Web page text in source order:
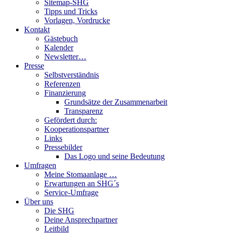
Sitemap-SHG
Tipps und Tricks
Vorlagen, Vordrucke
Kontakt
Gästebuch
Kalender
Newsletter…
Presse
Selbstverständnis
Referenzen
Finanzierung
Grundsätze der Zusammenarbeit
Transparenz
Gefördert durch:
Kooperationspartner
Links
Pressebilder
Das Logo und seine Bedeutung
Umfragen
Meine Stomaanlage …
Erwartungen an SHG´s
Service-Umfrage
Über uns
Die SHG
Deine Ansprechpartner
Leitbild